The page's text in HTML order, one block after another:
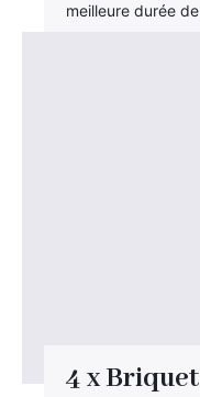
meilleure durée
4 x